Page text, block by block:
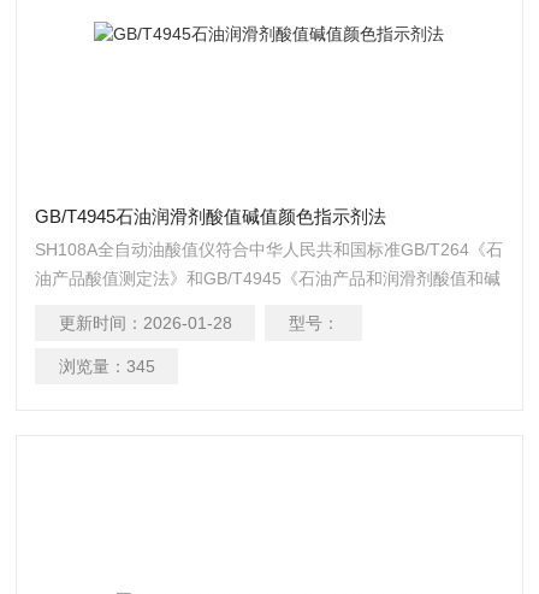
GB/T4945石油润滑剂酸值碱值颜色指示剂法
SH108A全自动油酸值仪符合中华人民共和国标准GB/T264《石
油产品酸值测定法》和GB/T4945《石油产品和润滑剂酸值和碱
GB/T4945石油润滑剂酸值碱值颜色指示剂法
更新时间： 2026-01-28 型号：
浏览量： 345